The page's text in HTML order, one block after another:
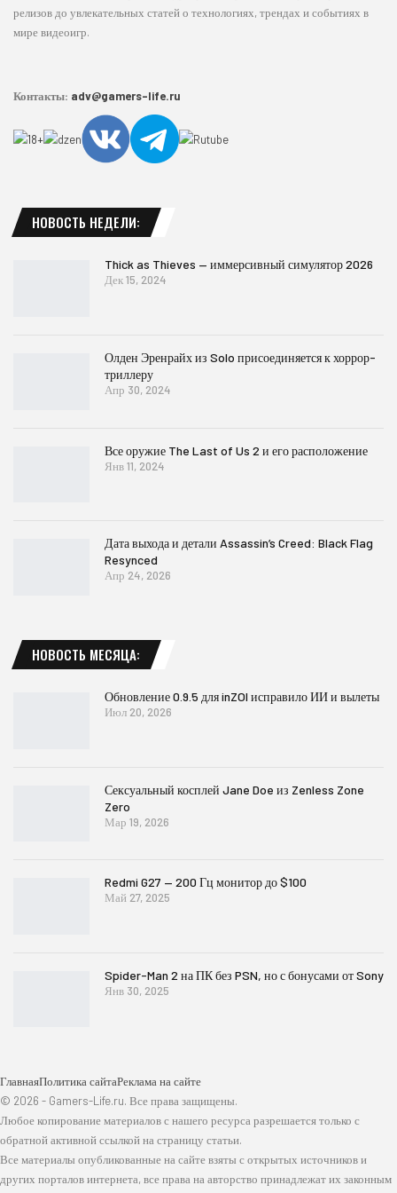
релизов до увлекательных статей о технологиях, трендах и событиях в
мире видеоигр.
Контакты: adv@gamers-life.ru
НОВОСТЬ НЕДЕЛИ:
Thick as Thieves — иммерсивный симулятор 2026
Дек 15, 2024
Олден Эренрайх из Solo присоединяется к хоррор-
триллеру
Апр 30, 2024
Все оружие The Last of Us 2 и его расположение
Янв 11, 2024
Дата выхода и детали Assassin’s Creed: Black Flag
Resynced
Апр 24, 2026
НОВОСТЬ МЕСЯЦА:
Обновление 0.9.5 для inZOI исправило ИИ и вылеты
Июл 20, 2026
Сексуальный косплей Jane Doe из Zenless Zone
Zero
Мар 19, 2026
Redmi G27 — 200 Гц монитор до $100
Май 27, 2025
Spider-Man 2 на ПК без PSN, но с бонусами от Sony
Янв 30, 2025
ГлавнаяПолитика сайтаРеклама на сайте
© 2026 - Gamers-Life.ru. Все права защищены.
Любое копирование материалов с нашего ресурса разрешается только с
обратной активной ссылкой на страницу статьи.
Все материалы опубликованные на сайте взяты с открытых источников и
других порталов интернета, все права на авторство принадлежат их законным